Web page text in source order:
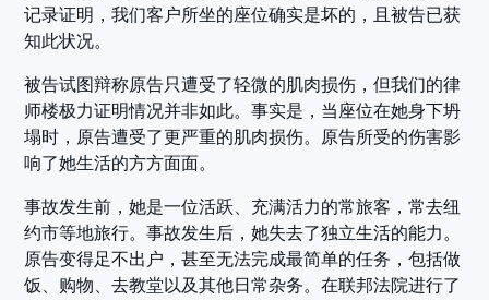
记录证明，我们客户所坐的座位确实是坏的，且被告已获
知此状况。
被告试图辩称原告只遭受了轻微的肌肉损伤，但我们的律
师楼极力证明情况并非如此。事实是，当座位在她身下坍
塌时，原告遭受了更严重的肌肉损伤。原告所受的伤害影
响了她生活的方方面面。
事故发生前，她是一位活跃、充满活力的常旅客，常去纽
约市等地旅行。事故发生后，她失去了独立生活的能力。
原告变得足不出户，甚至无法完成最简单的任务，包括做
饭、购物、去教堂以及其他日常杂务。在联邦法院进行了